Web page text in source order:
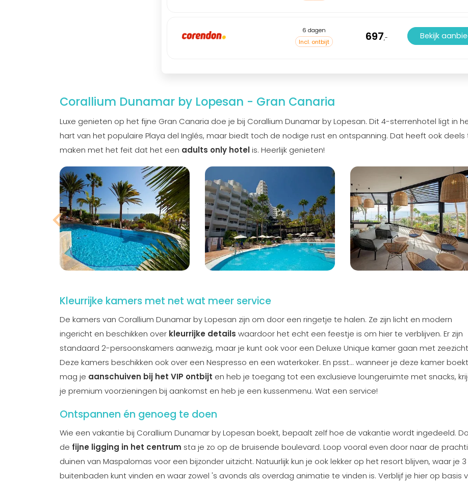
6 dagen
Incl. ontbijt
697,- Bekijk
Corallium Dunamar by Lopesan - Gran Canaria
Luxe genieten op het fijne Gran Canaria doe je bij Corallium Dunamar by Lopesan. Dit 4-sterrenhotel ligt in
hart van het populaire Playa del Inglés, maar biedt toch de nodige rust en ontspanning. Dat heeft ook deels
maken met het feit dat het een adults only hotelis. Heerlijk genieten!
Kleurrijke kamers met net wat meer service
De kamers van Corallium Dunamar by Lopesan zijn om door een ringetje te halen. Ze zijn licht en modern
ingericht en beschikken over kleurrijke details waardoor het echt een feestje is om hier te verblijven. Er zijn
standaard 2-persoonskamers aanwezig, maar je kunt ook voor een Deluxe Unique kamer gaan met
Deze kamers beschikken ook over een Nespresso en een waterkoker. En psst... wanneer je deze kamer
mag je aanschuiven bij het VIP ontbijt en heb je toegang tot een exclusieve loungeruimte met snacks,
je premium voorzieningen bij aankomst en heb je een kussenmenu. Wat een service!
Ontspannen én genoeg te doen
Wie een vakantie bij Corallium Dunamar by Lopesan boekt, bepaalt zelf hoe de vakantie wordt ingedeeld.
de fijne ligging in het centrum sta je zo op de bruisende boulevard. Loop vooral even door naar de
duinen van Maspalomas voor een bijzonder uitzicht. Natuurlijk kun je ook lekker op het resort blijven, waar je 3
buitenbaden kunt vinden en waar zowel 's avonds als overdag animatie te vinden is. Verblijf je hier op basis